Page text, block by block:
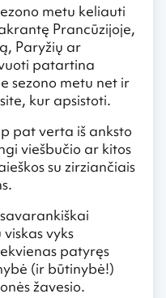
metu keliauti
Prancūzijoje,
Paryžių ar
patartina
sezono metu net ir
kur apsistoti.
pat verta iš anksto
viešbučio ar kitos
su zirziančiais
vyks
patyręs
(ir būtinybė!)
žavesio.